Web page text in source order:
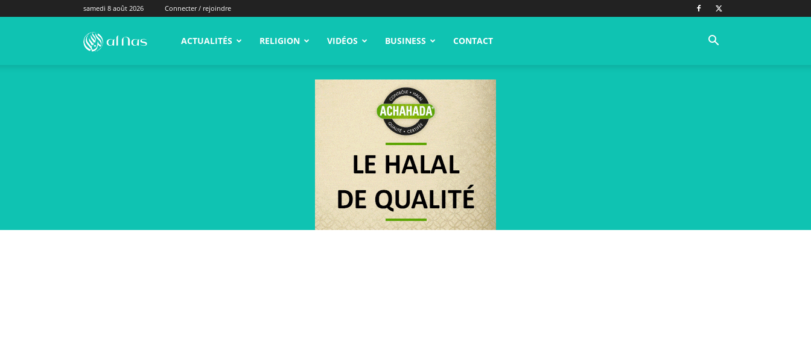
samedi 8 août 2026 Connecter / rejoindre
alNas.fr ACTUALITÉS RELIGION VIDÉOS BUSINESS CONTACT